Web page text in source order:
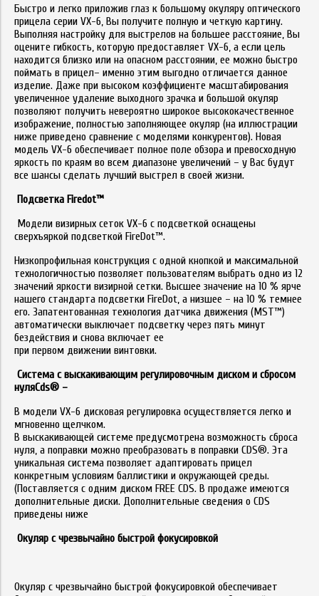
Быстро и легко приложив глаз к большому окуляру оптического
прицела серии VX-6, Вы получите полную и четкую картину.
Выполняя настройку для выстрелов на большее расстояние, Вы
оцените гибкость, которую предоставляет VX-6, а если цель
находится близко или на опасном расстоянии, ее можно быстро
поймать в прицел– именно этим выгодно отличается данное
изделие. Даже при высоком коэффициенте масштабирования
увеличенное удаление выходного зрачка и большой окуляр
позволяют получить невероятно широкое высококачественное
изображение, полностью заполняющее окуляр (на иллюстрации
ниже приведено сравнение с моделями конкурентов). Новая
модель VX-6 обеспечивает полное поле обзора и превосходную
яркость по краям во всем диапазоне увеличений – у Вас будут
все шансы сделать лучший выстрел в своей жизни.
Подсветка Firedot™
Модели визирных сеток VX-6 с подсветкой оснащены
сверхъяркой подсветкой FireDot™.
Низкопрофильная конструкция с одной кнопкой и максимальной
технологичностью позволяет пользователям выбрать одно из 12
значений яркости визирной сетки. Высшее значение на 10 % ярче
нашего стандарта подсветки FireDot, а низшее – на 10 % темнее
его. Запатентованная технология датчика движения (MST™)
автоматически выключает подсветку через пять минут
бездействия и снова включает ее
при первом движении винтовки.
Система с выскакивающим регулировочным диском и сбросом
нуляCds® –
В модели VX-6 дисковая регулировка осуществляется легко и
мгновенно щелчком.
В выскакивающей системе предусмотрена возможность сброса
нуля, а поправки можно преобразовать в поправки CDS®. Эта
уникальная система позволяет адаптировать прицел
конкретным условиям баллистики и окружающей среды.
(Поставляется с одним диском FREE CDS. В продаже имеются
дополнительные диски. Дополнительные сведения о CDS
приведены ниже
Окуляр с чрезвычайно быстрой фокусировкой
Окуляр с чрезвычайно быстрой фокусировкой обеспечивает